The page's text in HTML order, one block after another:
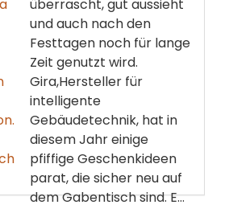
überrascht, gut aussieht
und auch nach den
Festtagen noch für lange
Zeit genutzt wird.
Gira,Hersteller für
intelligente
Gebäudetechnik, hat in
diesem Jahr einige
pfiffige Geschenkideen
parat, die sicher neu auf
dem Gabentisch sind. E...